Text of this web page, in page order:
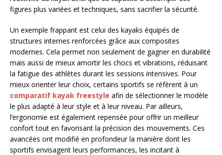
figures plus variées et techniques, sans sacrifier la sécurité.
Un exemple frappant est celui des kayaks équipés de
structures internes renforcées grâce aux composites
modernes. Cela permet non seulement de gagner en durabilité
mais aussi de mieux amortir les chocs et vibrations, réduisant
la fatigue des athlètes durant les sessions intensives. Pour
mieux orienter leur choix, certains sportifs se réfèrent à un
comparatif kayak freestyle afin de sélectionner le modèle
le plus adapté à leur style et à leur niveau. Par ailleurs,
l’ergonomie est également repensée pour offrir un meilleur
confort tout en favorisant la précision des mouvements. Ces
avancées ont modifié en profondeur la manière dont les
sportifs envisagent leurs performances, les incitant à